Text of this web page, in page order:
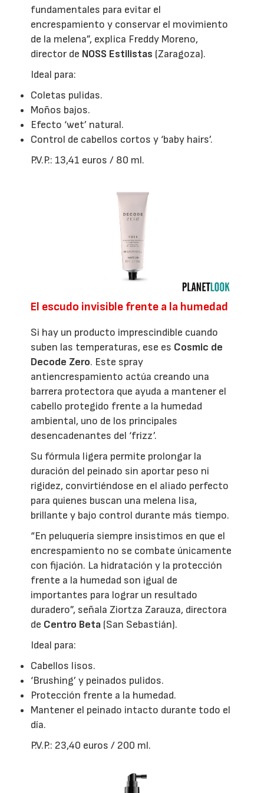
fundamentales para evitar el
encrespamiento y conservar el movimiento
de la melena”, explica Freddy Moreno,
director de NOSS Estilistas (Zaragoza).
Ideal para:
Coletas pulidas.
Moños bajos.
Efecto ‘wet’ natural.
Control de cabellos cortos y ‘baby hairs’.
P.V.P.: 13,41 euros / 80 ml.
El escudo invisible frente a la humedad
Si hay un producto imprescindible cuando
suben las temperaturas, ese es Cosmic de
Decode Zero. Este spray
antiencrespamiento actúa creando una
barrera protectora que ayuda a mantener el
cabello protegido frente a la humedad
ambiental, uno de los principales
desencadenantes del ‘frizz’.
Su fórmula ligera permite prolongar la
duración del peinado sin aportar peso ni
rigidez, convirtiéndose en el aliado perfecto
para quienes buscan una melena lisa,
brillante y bajo control durante más tiempo.
“En peluquería siempre insistimos en que el
encrespamiento no se combate únicamente
con fijación. La hidratación y la protección
frente a la humedad son igual de
importantes para lograr un resultado
duradero”, señala Ziortza Zarauza, directora
de Centro Beta (San Sebastián).
Ideal para:
Cabellos lisos.
‘Brushing’ y peinados pulidos.
Protección frente a la humedad.
Mantener el peinado intacto durante todo el
día.
P.V.P.: 23,40 euros / 200 ml.